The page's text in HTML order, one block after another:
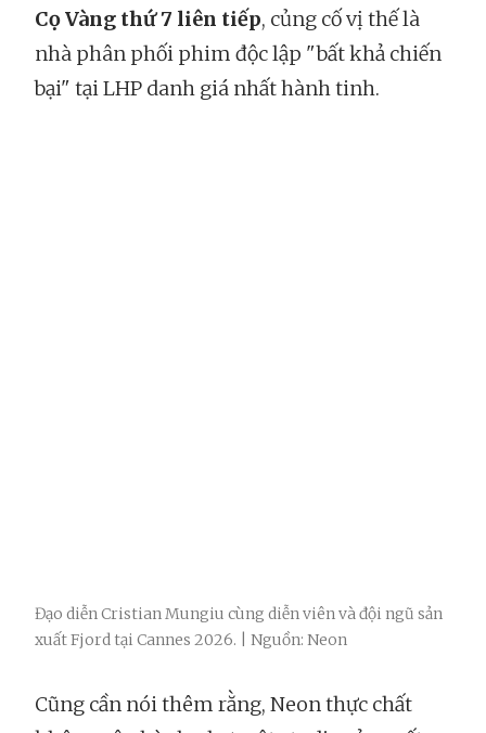
Cọ Vàng thứ 7 liên tiếp, củng cố vị thế là
nhà phân phối phim độc lập "bất khả chiến
bại" tại LHP danh giá nhất hành tinh.
Đạo diễn Cristian Mungiu cùng diễn viên và đội ngũ sản
xuất Fjord tại Cannes 2026. | Nguồn: Neon
Cũng cần nói thêm rằng, Neon thực chất